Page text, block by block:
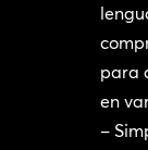
para
en
–